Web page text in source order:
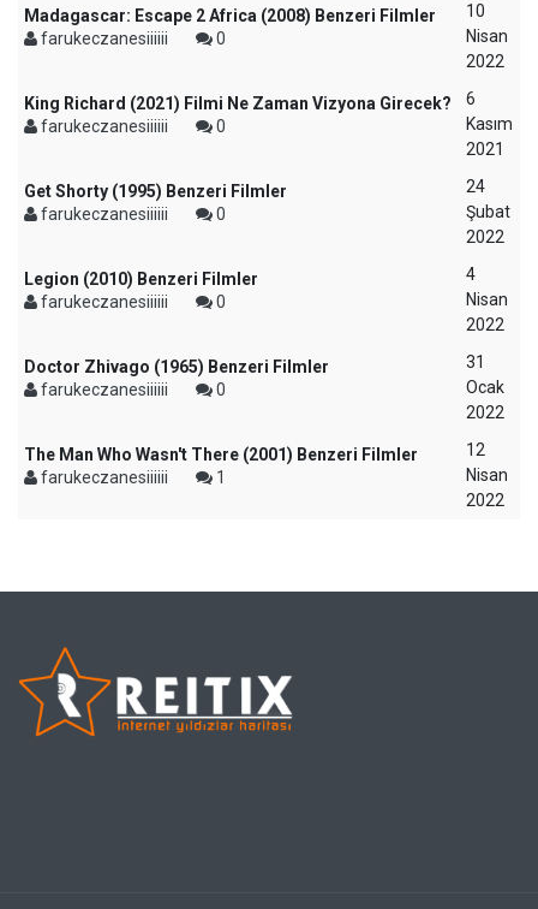
Madagascar: Escape 2 Africa (2008) Benzeri Filmler
farukeczanesiiiiii
0
10
Nisan
2022
King Richard (2021) Filmi Ne Zaman Vizyona Girecek?
farukeczanesiiiiii
0
6
Kasım
2021
Get Shorty (1995) Benzeri Filmler
farukeczanesiiiiii
0
24
Şubat
2022
Legion (2010) Benzeri Filmler
farukeczanesiiiiii
0
4
Nisan
2022
Doctor Zhivago (1965) Benzeri Filmler
farukeczanesiiiiii
0
31
Ocak
2022
The Man Who Wasn't There (2001) Benzeri Filmler
farukeczanesiiiiii
1
12
Nisan
2022